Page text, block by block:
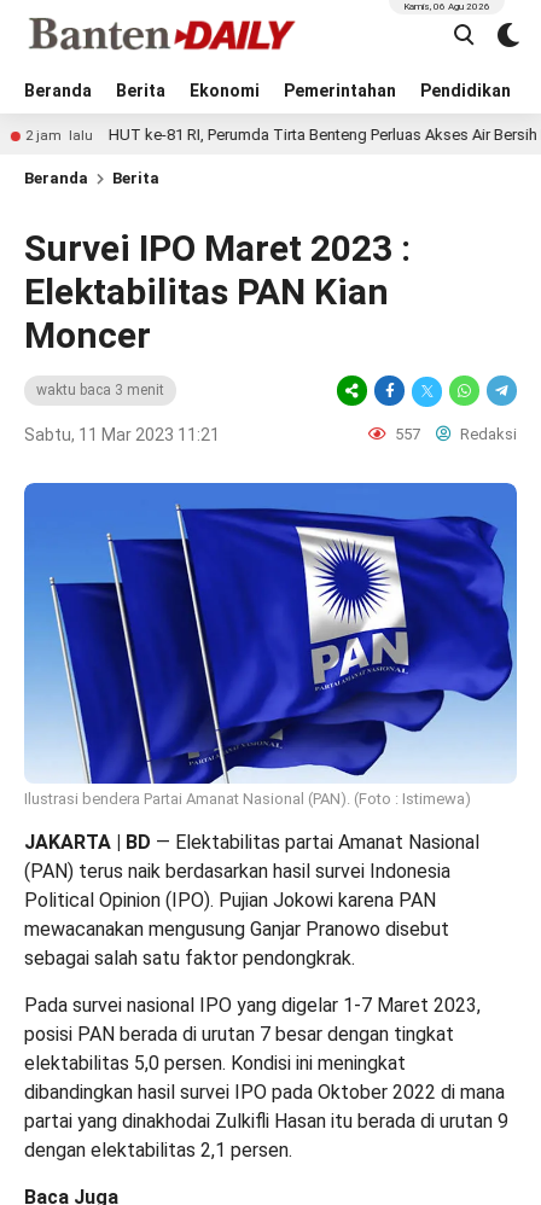
Beranda Berita Ekonomi Pemerintahan Pendidikan
Kamis, 06 Agu 2026
HUT ke-81 RI, Perumda Tirta Benteng Perluas Akses Air Bersih Lewat
Beranda Berita
Survei IPO Maret 2023 :
Elektabilitas PAN Kian
Moncer
waktu baca 3 menit
Sabtu, 11 Mar 2023 11:21 557 Redaksi
Ilustrasi bendera Partai Amanat Nasional (PAN). (Foto : Istimewa)
JAKARTA | BD — Elektabilitas partai Amanat Nasional
(PAN) terus naik berdasarkan hasil survei Indonesia
Political Opinion (IPO). Pujian Jokowi karena PAN
mewacanakan mengusung Ganjar Pranowo disebut
sebagai salah satu faktor pendongkrak.
Pada survei nasional IPO yang digelar 1-7 Maret 2023,
posisi PAN berada di urutan 7 besar dengan tingkat
elektabilitas 5,0 persen. Kondisi ini meningkat
dibandingkan hasil survei IPO pada Oktober 2022 di mana
partai yang dinakhodai Zulkifli Hasan itu berada di urutan 9
dengan elektabilitas 2,1 persen.
Baca Juga